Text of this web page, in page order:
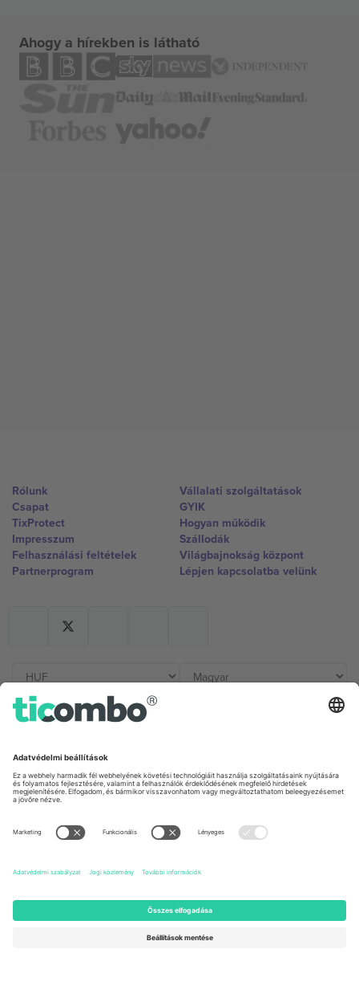
Ahogy a hírekben is látható
Rólunk
Csapat
TixProtect
Impresszum
Felhasználási feltételek
Partnerprogram
Vállalati szolgáltatások
GYIK
Hogyan működik
Szállodák
Világbajnokság központ
Lépjen kapcsolatba velünk
Germany
Unter den Linden 24, 10117
Berlin, Germany
United Kingdom
167 City Road, London, Greater
Newark, Delaware 19713, United
States
Engelberg, Switzerland